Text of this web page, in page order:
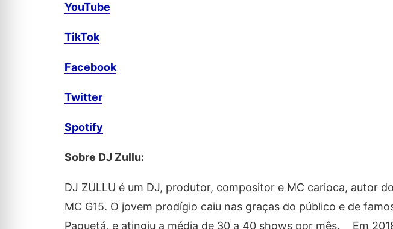
YouTube
TikTok
Facebook
Twitter
Spotify
Sobre DJ Zullu:
DJ ZULLU é um DJ, produtor, compositor e MC carioca, autor
MC G15. O jovem prodígio caiu nas graças do público e de
Paquetá, e atingiu a média de 30 a 40 shows por mês. Em